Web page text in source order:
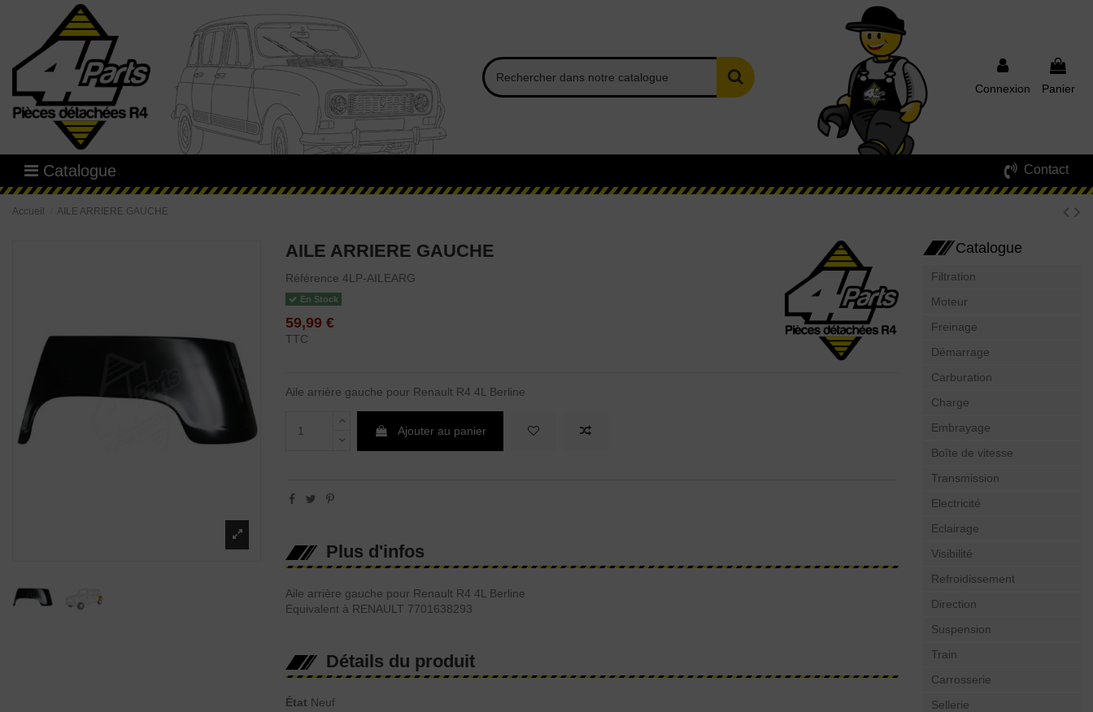
Connexion Panier
Catalogue Contact
Accueil AILE ARRIERE GAUCHE
AILE ARRIERE GAUCHE
Référence 4LP-AILEARG
En Stock
59,99 €
TTC
Aile arrière gauche pour Renault R4 4L Berline
Ajouter au panier
Plus d'infos
Aile arrière gauche pour Renault R4 4L Berline
Equivalent à RENAULT 7701638293
Détails du produit
État Neuf
Catalogue
Filtration
Moteur
Freinage
Démarrage
Carburation
Charge
Embrayage
Boîte de vitesse
Transmission
Electricité
Eclairage
Visibilité
Refroidissement
Direction
Suspension
Train
Carrosserie
Sellerie